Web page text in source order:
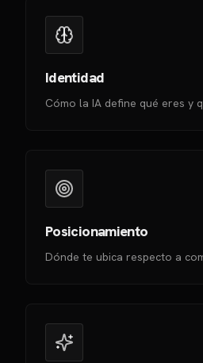
Identidad
Cómo la IA define qué eres y
Posicionamiento
Dónde te ubica respecto a